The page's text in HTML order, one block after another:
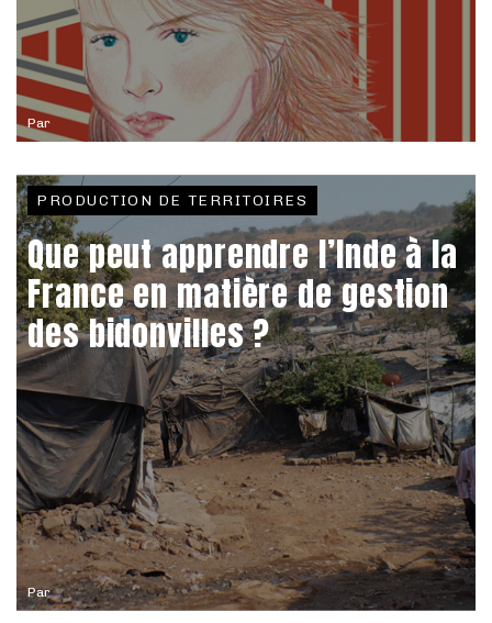
Par
Par
PRODUCTION DE TERRITOIRES
Que peut apprendre l’Inde à la
France en matière de gestion
des bidonvilles ?